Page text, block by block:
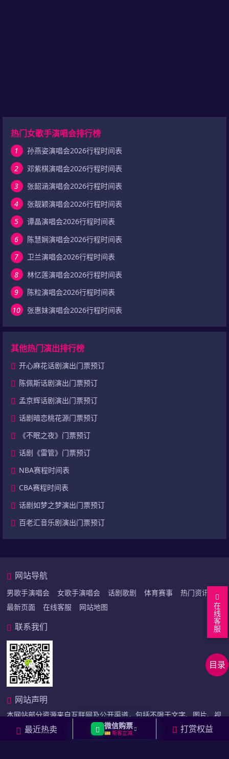
目录
到
顶
看
答
上
题
问
题
热门女歌手演唱会排行榜
1
孙燕姿演唱会2026行程时间表
2
邓紫棋演唱会2026行程时间表
3
张韶涵演唱会2026行程时间表
4
张靓颖演唱会2026行程时间表
5
谭晶演唱会2026行程时间表
6
陈慧娴演唱会2026行程时间表
7
卫兰演唱会2026行程时间表
8
林忆莲演唱会2026行程时间表
9
陈粒演唱会2026行程时间表
10
张惠妹演唱会2026行程时间表
其他热门演出排行榜
开心麻花话剧演出门票预订
陈佩斯话剧演出门票预订
孟京辉话剧演出门票预订
话剧暗恋桃花源门票预订
《不眠之夜》门票预订
话剧《雷管》门票预订
NBA赛程时间表
CBA赛程时间表
话剧如梦之梦演出门票预订
百老汇音乐剧演出门票预订
网站导航
男歌手演唱会 女歌手演唱会 话剧歌剧 体育赛事
热门资讯
最新页面
在线客服 网站地图 在
线
客
服
联系我们
网站声明
本网站部分资源来自互联网及公开渠道，包括不限于文字、图片、视
频等素材，如果侵犯了您的权益，请联系本站做删除处理。
沪ICP备2023039607号
最近热卖 微信购票
🎫 新客立减 打赏权益